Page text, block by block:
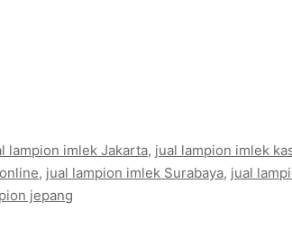
lampion imlek Jakarta, jual lampion imlek
, jual lampion imlek Surabaya, jual
jepang